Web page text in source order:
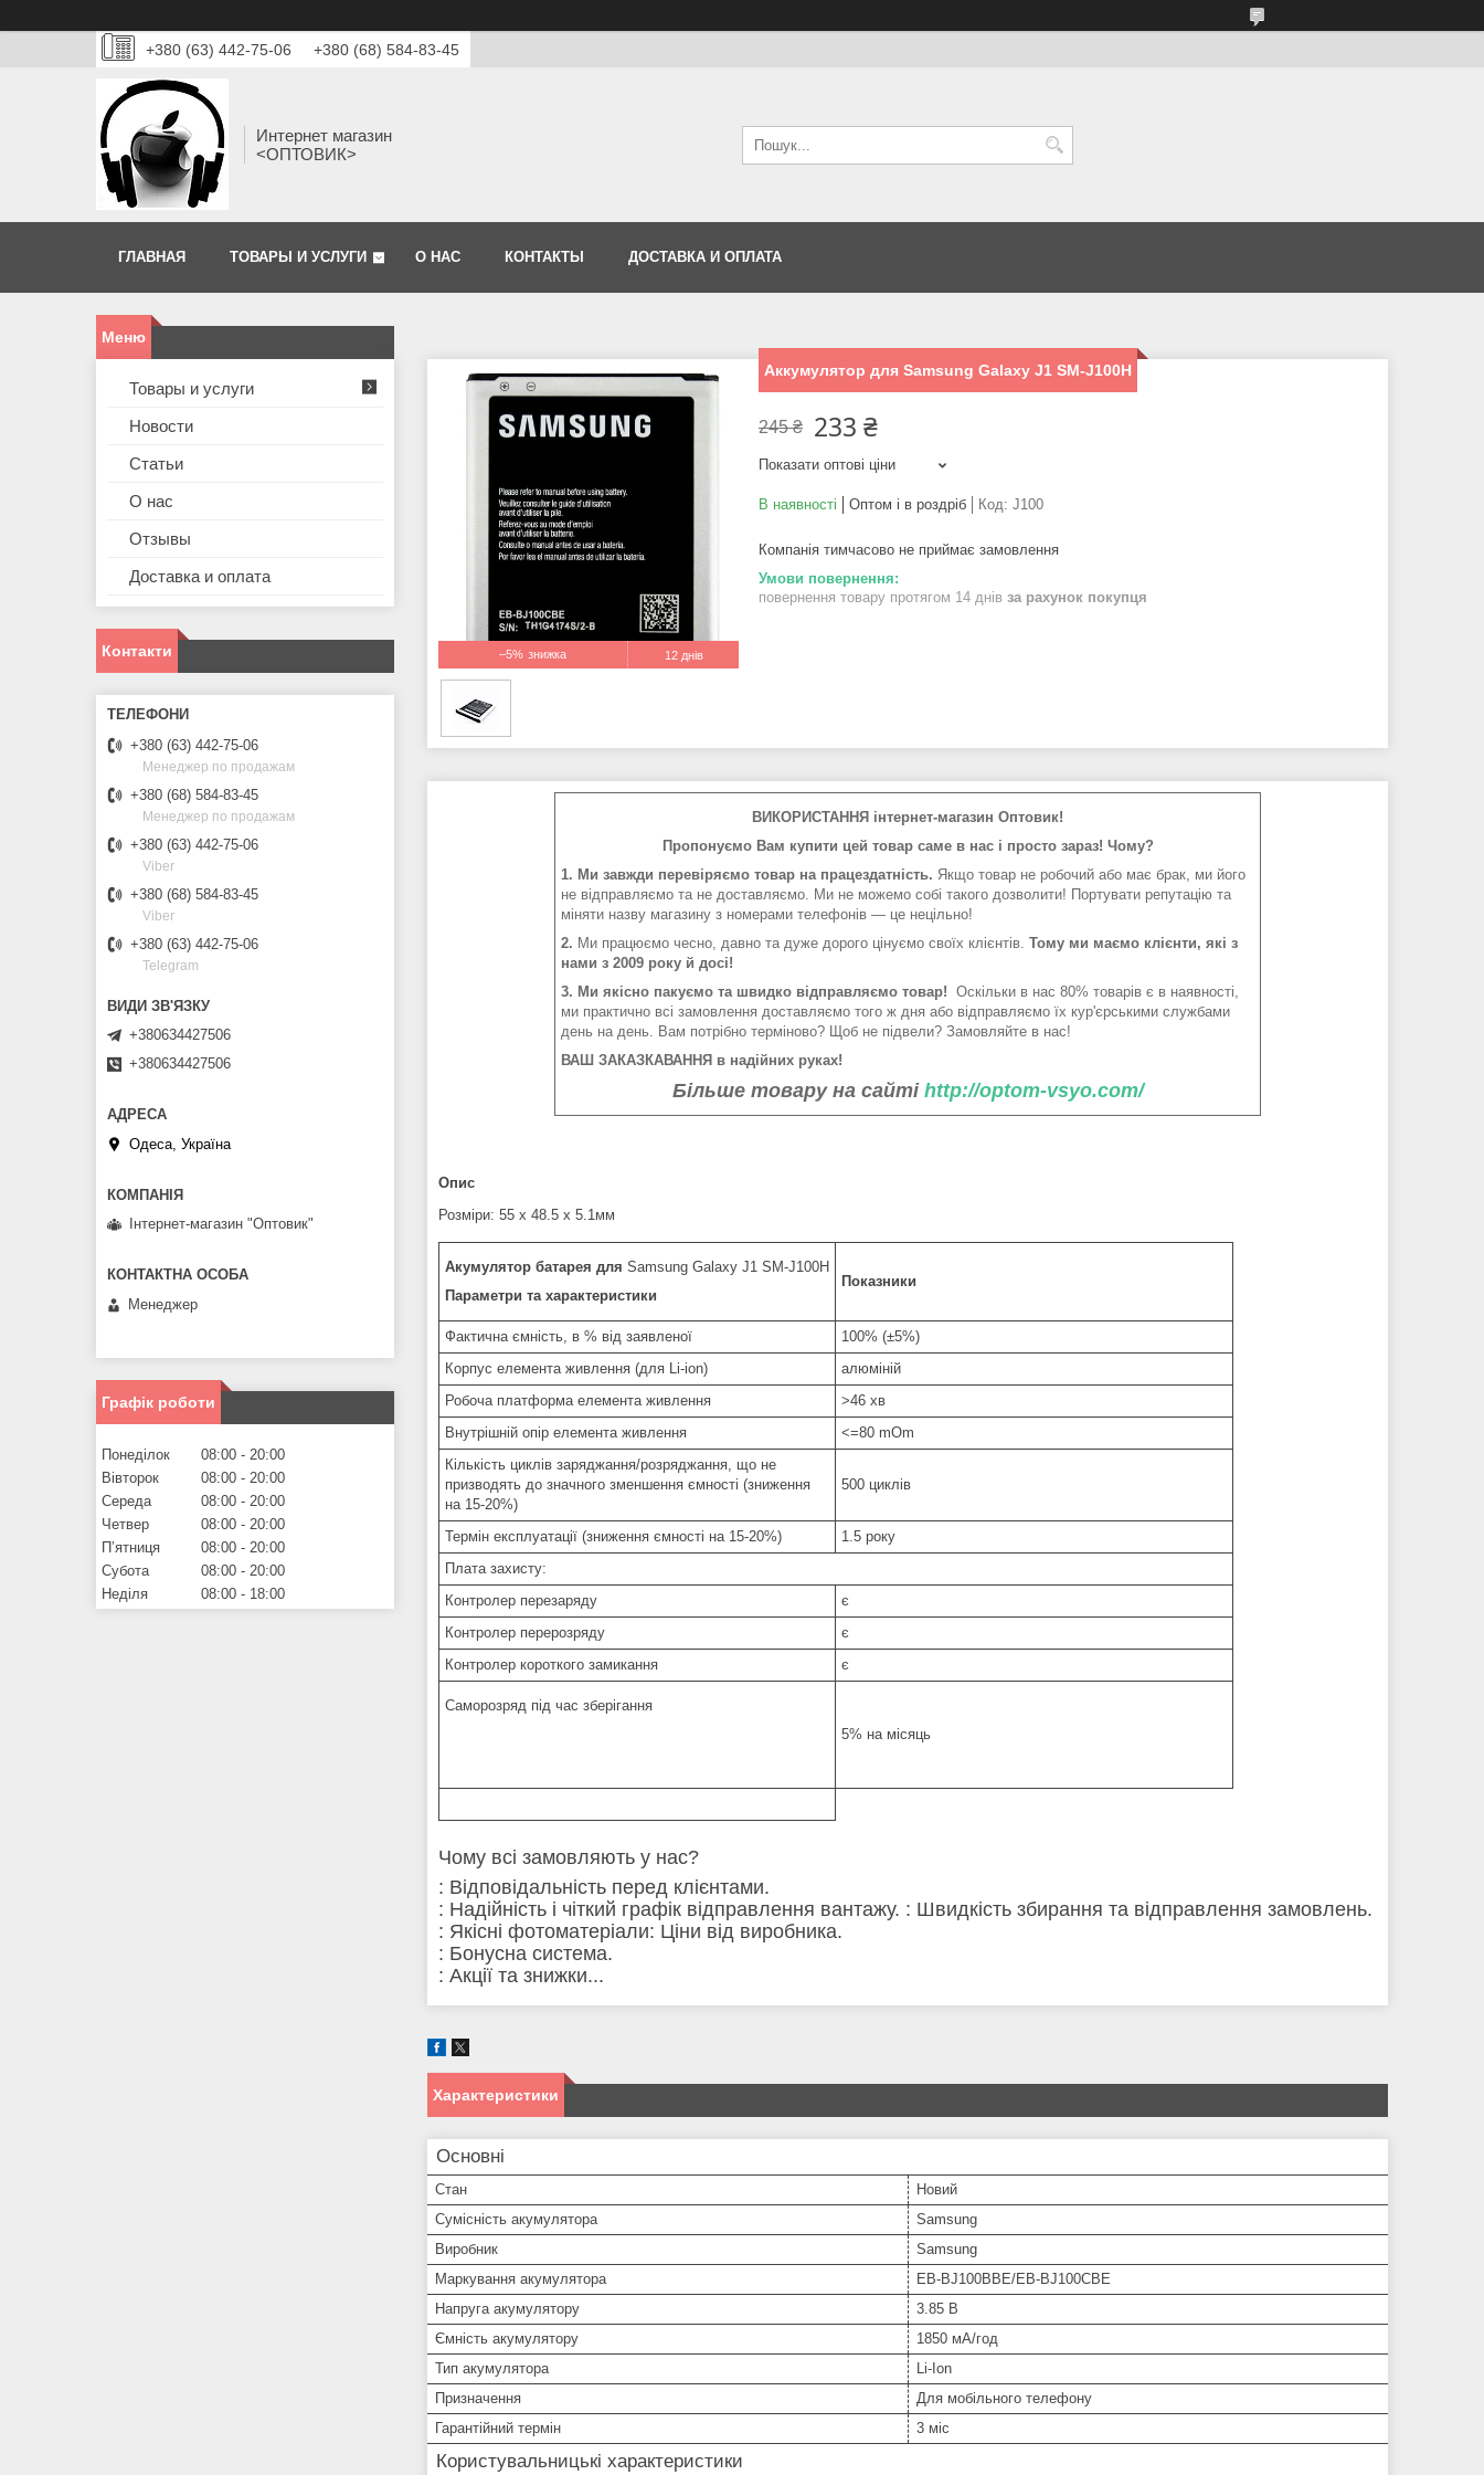
+380 (63) 442-75-06 +380 (68) 584-83-45
Интернет магазин
<ОПТОВИК>
ГЛАВНАЯ ТОВАРЫ И УСЛУГИ О НАС КОНТАКТЫ ДОСТАВКА И ОПЛАТА
–5% 12 днів
Аккумулятор для Samsung Galaxy J1 SM-J100H
245 ₴ 233 ₴
Показати оптові ціни
В наявності Оптом і в роздріб Код: J100
Компанія тимчасово не приймає замовлення
повернення товару протягом 14 днів за рахунок покупця
ВИКОРИСТАННЯ інтернет-магазин Оптовик!
Пропонуємо Вам купити цей товар саме в нас і просто зараз! Чому?
1. Ми завжди перевіряємо товар на працездатність. Якщо товар не робочий або має брак, ми його
не відправляємо та не доставляємо. Ми не можемо собі такого дозволити! Портувати репутацію та
міняти назву магазину з номерами телефонів — це нецільно!
2. Ми працюємо чесно, давно та дуже дорого цінуємо своїх клієнтів. Тому ми маємо клієнти, які з
нами з 2009 року й досі!
3. Ми якісно пакуємо та швидко відправляємо товар! Оскільки в нас 80% товарів є в наявності,
ми практично всі замовлення доставляємо того ж дня або відправляємо їх кур'єрськими службами
день на день. Вам потрібно терміново? Щоб не підвели? Замовляйте в нас!
ВАШ ЗАКАЗКАВАННЯ в надійних руках!
Більше товару на сайті http://optom-vsyo.com/
Опис
Розміри: 55 x 48.5 x 5.1мм
Акумулятор батарея для Samsung Galaxy J1 SM-J100H
Параметри та характеристики
Показники
Фактична ємність, в % від заявленої
100% (±5%)
Корпус елемента живлення (для Li-ion)
алюміній
Робоча платформа елемента живлення
>46 хв
Внутрішній опір елемента живлення
<=80 mOm
Кількість циклів заряджання/розряджання, що не
призводять до значного зменшення ємності (зниження
на 15-20%)
500 циклів
Термін експлуатації (зниження ємності на 15-20%)
1.5 року
Плата захисту:
Контролер перезаряду
є
Контролер перерозряду
є
Контролер короткого замикання
є
Саморозряд під час зберігання
5% на місяць
Чому всі замовляють у нас?
: Відповідальність перед клієнтами.
: Надійність і чіткий графік відправлення вантажу. : Швидкість збирання та відправлення замовлень.
: Якісні фотоматеріали: Ціни від виробника.
: Бонусна система.
: Акції та знижки...
Характеристики
Основні
Стан
Новий
Сумісність акумулятора
Samsung
Виробник
Samsung
Маркування акумулятора
EB-BJ100BBE/EB-BJ100CBE
Напруга акумулятору
3.85 В
Ємність акумулятору
1850 мА/год
Тип акумулятора
Li-Ion
Призначення
Для мобільного телефону
Гарантійний термін
3 міс
Користувальницькі характеристики
Товары и услуги
Новости
Статьи
О нас
Отзывы
Доставка и оплата
Контакти
+380 (63) 442-75-06
Менеджер по продажам
+380 (68) 584-83-45
Менеджер по продажам
+380 (63) 442-75-06
Viber
+380 (68) 584-83-45
Viber
+380 (63) 442-75-06
Telegram
+380634427506
+380634427506
Одеса, Україна
Інтернет-магазин "Оптовик"
Менеджер
Графік роботи
Понеділок 08:00
20:00
Вівторок
08:00
20:00
Середа
08:00
20:00
Четвер
08:00
20:00
Пʼятниця
08:00
20:00
Субота
08:00
20:00
Неділя
08:00 18:00